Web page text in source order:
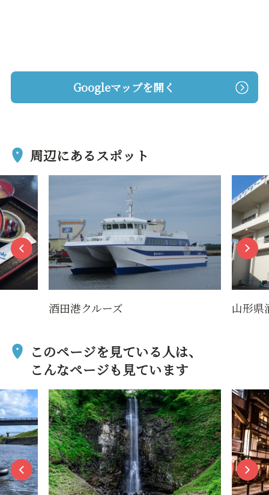
Googleマップを開く
周辺にあるスポット
酒田港クルーズ 山形県
このページを見ている人は、
こんなページも見ています